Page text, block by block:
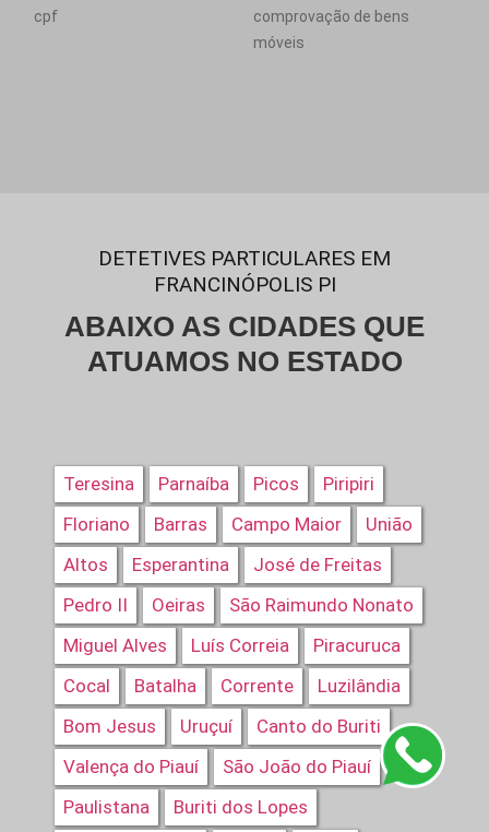
cpf
comprovação de bens
móveis
DETETIVES PARTICULARES EM
FRANCINÓPOLIS PI
ABAIXO AS CIDADES QUE
ATUAMOS NO ESTADO
Teresina Parnaíba Picos
Piripiri
Floriano
Barras Campo Maior
União
Altos
Esperantina
José de Freitas
Pedro II
Oeiras
São Raimundo Nonato
Miguel Alves
Luís Correia
Piracuruca
Cocal
Batalha Corrente
Luzilândia
Bom Jesus
Uruçuí
Canto do Buriti
Valença do Piauí
São João do Piauí
Paulistana
Buriti dos Lopes